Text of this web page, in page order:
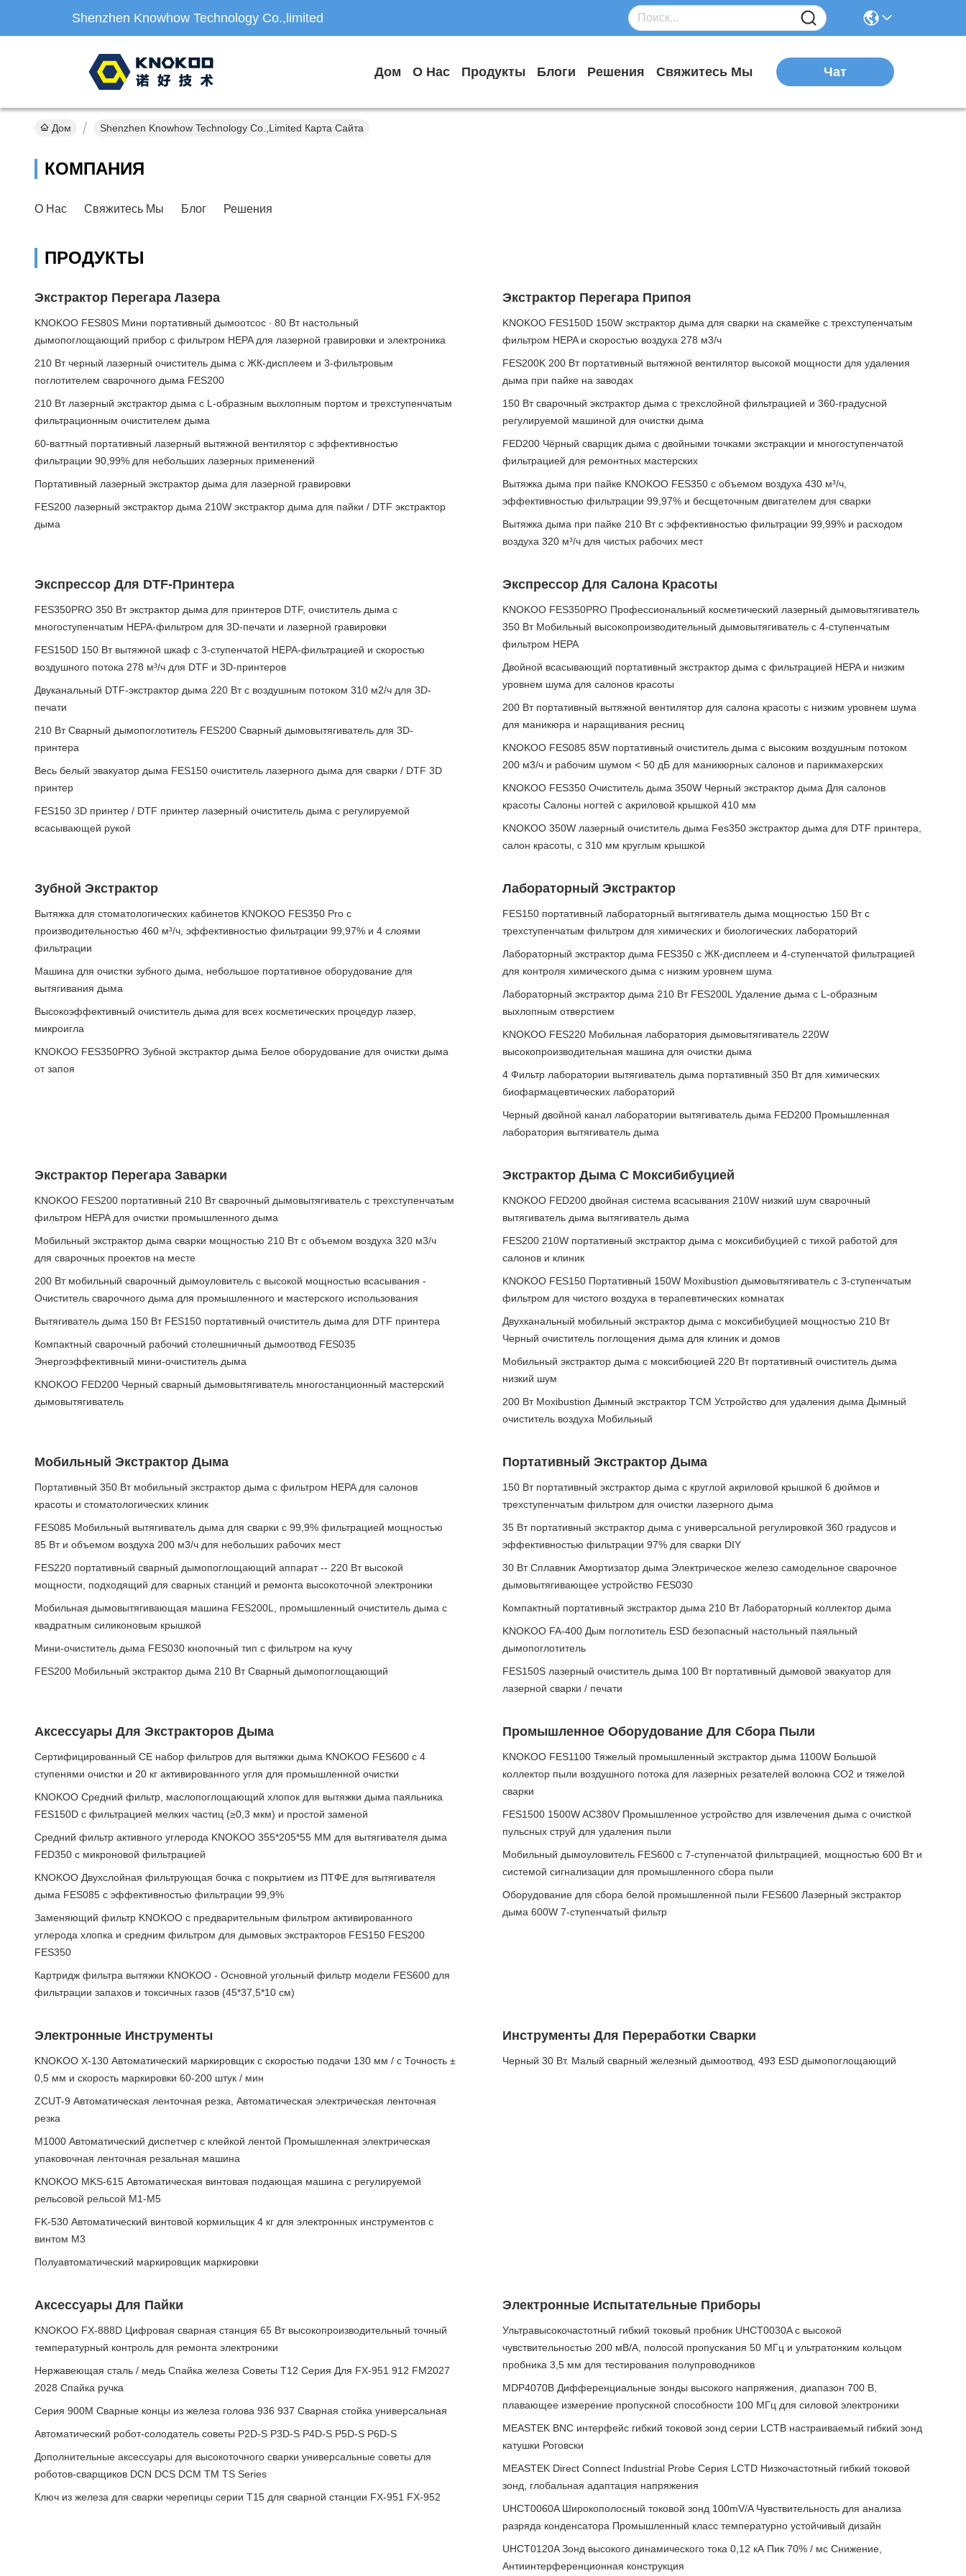
Shenzhen Knowhow Technology Co.,limited
Дом О Нас Продукты Блоги Решения Свяжитесь Мы Чат
Дом Shenzhen Knowhow Technology Co.,limited Карта Сайта
КОМПАНИЯ
О Нас Свяжитесь Мы Блог Решения
ПРОДУКТЫ
Экстрактор Перегара Лазера
KNOKOO FES80S Мини портативный дымоотсос ∙ 80 Вт настольный
дымопоглощающий прибор с фильтром HEPA для лазерной гравировки и электроника
210 Вт черный лазерный очиститель дыма с ЖК-дисплеем и 3-фильтровым
поглотителем сварочного дыма FES200
210 Вт лазерный экстрактор дыма с L-образным выхлопным портом и трехступенчатым
фильтрационным очистителем дыма
60-ваттный портативный лазерный вытяжной вентилятор с эффективностью
фильтрации 90,99% для небольших лазерных применений
Портативный лазерный экстрактор дыма для лазерной гравировки
FES200 лазерный экстрактор дыма 210W экстрактор дыма для пайки / DTF экстрактор
дыма
Экстрактор Перегара Припоя
KNOKOO FES150D 150W экстрактор дыма для сварки на скамейке с трехступенчатым
фильтром HEPA и скоростью воздуха 278 м3/ч
FES200K 200 Вт портативный вытяжной вентилятор высокой мощности для удаления
дыма при пайке на заводах
150 Вт сварочный экстрактор дыма с трехслойной фильтрацией и 360-градусной
регулируемой машиной для очистки дыма
FED200 Чёрный сварщик дыма с двойными точками экстракции и многоступенчатой
фильтрацией для ремонтных мастерских
Вытяжка дыма при пайке KNOKOO FES350 с объемом воздуха 430 м³/ч,
эффективностью фильтрации 99,97% и бесщеточным двигателем для сварки
Вытяжка дыма при пайке 210 Вт с эффективностью фильтрации 99,99% и расходом
воздуха 320 м³/ч для чистых рабочих мест
Экспрессор Для DTF-Принтера
FES350PRO 350 Вт экстрактор дыма для принтеров DTF, очиститель дыма с
многоступенчатым HEPA-фильтром для 3D-печати и лазерной гравировки
FES150D 150 Вт вытяжной шкаф с 3-ступенчатой HEPA-фильтрацией и скоростью
воздушного потока 278 м³/ч для DTF и 3D-принтеров
Двуканальный DTF-экстрактор дыма 220 Вт с воздушным потоком 310 м2/ч для 3D-
печати
210 Вт Сварный дымопоглотитель FES200 Сварный дымовытягиватель для 3D-
принтера
Весь белый эвакуатор дыма FES150 очиститель лазерного дыма для сварки / DTF 3D
принтер
FES150 3D принтер / DTF принтер лазерный очиститель дыма с регулируемой
всасывающей рукой
Экспрессор Для Салона Красоты
KNOKOO FES350PRO Профессиональный косметический лазерный дымовытягиватель
350 Вт Мобильный высокопроизводительный дымовытягиватель с 4-ступенчатым
фильтром HEPA
Двойной всасывающий портативный экстрактор дыма с фильтрацией HEPA и низким
уровнем шума для салонов красоты
200 Вт портативный вытяжной вентилятор для салона красоты с низким уровнем шума
для маникюра и наращивания ресниц
KNOKOO FES085 85W портативный очиститель дыма с высоким воздушным потоком
200 м3/ч и рабочим шумом < 50 дБ для маникюрных салонов и парикмахерских
KNOKOO FES350 Очиститель дыма 350W Черный экстрактор дыма Для салонов
красоты Салоны ногтей с акриловой крышкой 410 мм
KNOKOO 350W лазерный очиститель дыма Fes350 экстрактор дыма для DTF принтера,
салон красоты, с 310 мм круглым крышкой
Зубной Экстрактор
Вытяжка для стоматологических кабинетов KNOKOO FES350 Pro с
производительностью 460 м³/ч, эффективностью фильтрации 99,97% и 4 слоями
фильтрации
Машина для очистки зубного дыма, небольшое портативное оборудование для
вытягивания дыма
Высокоэффективный очиститель дыма для всех косметических процедур лазер,
микроигла
KNOKOO FES350PRO Зубной экстрактор дыма Белое оборудование для очистки дыма
от запоя
Лабораторный Экстрактор
FES150 портативный лабораторный вытягиватель дыма мощностью 150 Вт с
трехступенчатым фильтром для химических и биологических лабораторий
Лабораторный экстрактор дыма FES350 с ЖК-дисплеем и 4-ступенчатой фильтрацией
для контроля химического дыма с низким уровнем шума
Лабораторный экстрактор дыма 210 Вт FES200L Удаление дыма с L-образным
выхлопным отверстием
KNOKOO FES220 Мобильная лаборатория дымовытягиватель 220W
высокопроизводительная машина для очистки дыма
4 Фильтр лаборатории вытягиватель дыма портативный 350 Вт для химических
биофармацевтических лабораторий
Черный двойной канал лаборатории вытягиватель дыма FED200 Промышленная
лаборатория вытягиватель дыма
Экстрактор Перегара Заварки
KNOKOO FES200 портативный 210 Вт сварочный дымовытягиватель с трехступенчатым
фильтром HEPA для очистки промышленного дыма
Мобильный экстрактор дыма сварки мощностью 210 Вт с объемом воздуха 320 м3/ч
для сварочных проектов на месте
200 Вт мобильный сварочный дымоуловитель с высокой мощностью всасывания -
Очиститель сварочного дыма для промышленного и мастерского использования
Вытягиватель дыма 150 Вт FES150 портативный очиститель дыма для DTF принтера
Компактный сварочный рабочий столешничный дымоотвод FES035
Энергоэффективный мини-очиститель дыма
KNOKOO FED200 Черный сварный дымовытягиватель многостанционный мастерский
дымовытягиватель
Экстрактор Дыма С Моксибибуцией
KNOKOO FED200 двойная система всасывания 210W низкий шум сварочный
вытягиватель дыма вытягиватель дыма
FES200 210W портативный экстрактор дыма с моксибибуцией с тихой работой для
салонов и клиник
KNOKOO FES150 Портативный 150W Moxibustion дымовытягиватель с 3-ступенчатым
фильтром для чистого воздуха в терапевтических комнатах
Двухканальный мобильный экстрактор дыма с моксибибуцией мощностью 210 Вт
Черный очиститель поглощения дыма для клиник и домов
Мобильный экстрактор дыма с моксибюцией 220 Вт портативный очиститель дыма
низкий шум
200 Вт Moxibustion Дымный экстрактор TCM Устройство для удаления дыма Дымный
очиститель воздуха Мобильный
Мобильный Экстрактор Дыма
Портативный 350 Вт мобильный экстрактор дыма с фильтром HEPA для салонов
красоты и стоматологических клиник
FES085 Мобильный вытягиватель дыма для сварки с 99,9% фильтрацией мощностью
85 Вт и объемом воздуха 200 м3/ч для небольших рабочих мест
FES220 портативный сварный дымопоглощающий аппарат -- 220 Вт высокой
мощности, подходящий для сварных станций и ремонта высокоточной электроники
Мобильная дымовытягивающая машина FES200L, промышленный очиститель дыма с
квадратным силиконовым крышкой
Мини-очиститель дыма FES030 кнопочный тип с фильтром на кучу
FES200 Мобильный экстрактор дыма 210 Вт Сварный дымопоглощающий
Портативный Экстрактор Дыма
150 Вт портативный экстрактор дыма с круглой акриловой крышкой 6 дюймов и
трехступенчатым фильтром для очистки лазерного дыма
35 Вт портативный экстрактор дыма с универсальной регулировкой 360 градусов и
эффективностью фильтрации 97% для сварки DIY
30 Вт Сплавник Амортизатор дыма Электрическое железо самодельное сварочное
дымовытягивающее устройство FES030
Компактный портативный экстрактор дыма 210 Вт Лабораторный коллектор дыма
KNOKOO FA-400 Дым поглотитель ESD безопасный настольный паяльный
дымопоглотитель
FES150S лазерный очиститель дыма 100 Вт портативный дымовой эвакуатор для
лазерной сварки / печати
Аксессуары Для Экстракторов Дыма
Сертифицированный CE набор фильтров для вытяжки дыма KNOKOO FES600 с 4
ступенями очистки и 20 кг активированного угля для промышленной очистки
KNOKOO Средний фильтр, маслопоглощающий хлопок для вытяжки дыма паяльника
FES150D с фильтрацией мелких частиц (≥0,3 мкм) и простой заменой
Средний фильтр активного углерода KNOKOO 355*205*55 MM для вытягивателя дыма
FED350 с микроновой фильтрацией
KNOKOO Двухслойная фильтрующая бочка с покрытием из ПТФЕ для вытягивателя
дыма FES085 с эффективностью фильтрации 99,9%
Заменяющий фильтр KNOKOO с предварительным фильтром активированного
углерода хлопка и средним фильтром для дымовых экстракторов FES150 FES200
FES350
Картридж фильтра вытяжки KNOKOO - Основной угольный фильтр модели FES600 для
фильтрации запахов и токсичных газов (45*37,5*10 см)
Промышленное Оборудование Для Сбора Пыли
KNOKOO FES1100 Тяжелый промышленный экстрактор дыма 1100W Большой
коллектор пыли воздушного потока для лазерных резателей волокна CO2 и тяжелой
сварки
FES1500 1500W AC380V Промышленное устройство для извлечения дыма с очисткой
пульсных струй для удаления пыли
Мобильный дымоуловитель FES600 с 7-ступенчатой фильтрацией, мощностью 600 Вт и
системой сигнализации для промышленного сбора пыли
Оборудование для сбора белой промышленной пыли FES600 Лазерный экстрактор
дыма 600W 7-ступенчатый фильтр
Электронные Инструменты
KNOKOO X-130 Автоматический маркировщик с скоростью подачи 130 мм / с Точность ±
0,5 мм и скорость маркировки 60-200 штук / мин
ZCUT-9 Автоматическая ленточная резка, Автоматическая электрическая ленточная
резка
M1000 Автоматический диспетчер с клейкой лентой Промышленная электрическая
упаковочная ленточная резальная машина
KNOKOO MKS-615 Автоматическая винтовая подающая машина с регулируемой
рельсовой рельсой M1-M5
FK-530 Автоматический винтовой кормильщик 4 кг для электронных инструментов с
винтом M3
Полуавтоматический маркировщик маркировки
Инструменты Для Переработки Сварки
Черный 30 Вт. Малый сварный железный дымоотвод, 493 ESD дымопоглощающий
Аксессуары Для Пайки
KNOKOO FX-888D Цифровая сварная станция 65 Вт высокопроизводительный точный
температурный контроль для ремонта электроники
Нержавеющая сталь / медь Спайка железа Советы T12 Серия Для FX-951 912 FM2027
2028 Спайка ручка
Серия 900М Сварные концы из железа голова 936 937 Сварная стойка универсальная
Автоматический робот-солодатель советы P2D-S P3D-S P4D-S P5D-S P6D-S
Дополнительные аксессуары для высокоточного сварки универсальные советы для
роботов-сварщиков DCN DCS DCM TM TS Series
Ключ из железа для сварки черепицы серии T15 для сварной станции FX-951 FX-952
Электронные Испытательные Приборы
Ультравысокочастотный гибкий токовый пробник UHCT0030A с высокой
чувствительностью 200 мВ/А, полосой пропускания 50 МГц и ультратонким кольцом
пробника 3,5 мм для тестирования полупроводников
MDP4070B Дифференциальные зонды высокого напряжения, диапазон 700 В,
плавающее измерение пропускной способности 100 МГц для силовой электроники
MEASTEK BNC интерфейс гибкий токовой зонд серии LCTB настраиваемый гибкий зонд
катушки Роговски
MEASTEK Direct Connect Industrial Probe Серия LCTD Низкочастотный гибкий токовой
зонд, глобальная адаптация напряжения
UHCT0060A Широкополосный токовой зонд 100mV/A Чувствительность для анализа
разряда конденсатора Промышленный класс температурно устойчивый дизайн
UHCT0120A Зонд высокого динамического тока 0,12 кА Пик 70% / мс Снижение,
Антиинтерференционная конструкция